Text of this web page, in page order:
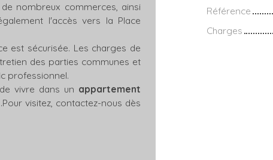
nombreux commerces, ainsi
l'accès vers la Place
est sécurisée. Les charges de
des parties communes et
professionnel.
de vivre dans un appartement
.Pour visitez, contactez-nous dès
Référence
Charges